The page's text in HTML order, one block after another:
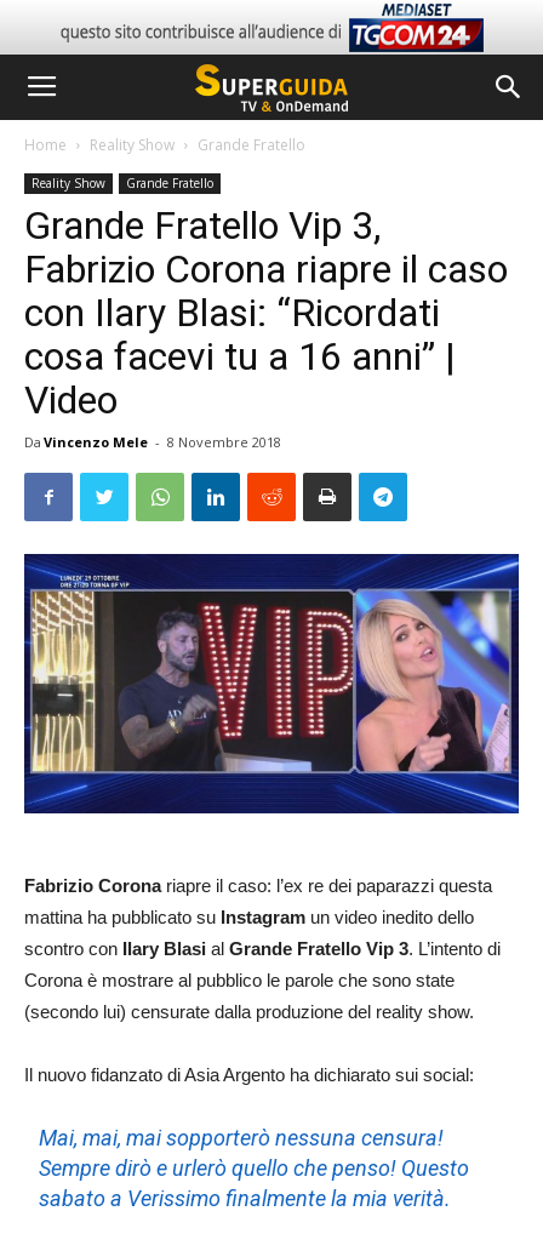
Home Reality Show Grande Fratello
Reality Show Grande Fratello
Grande Fratello Vip 3,
Fabrizio Corona riapre il caso
con Ilary Blasi: “Ricordati
cosa facevi tu a 16 anni” |
Video
Da Vincenzo Mele - 8 Novembre 2018
Fabrizio Coronariapre il caso: l’ex re dei paparazzi questa
mattina ha pubblicato su Instagram un video inedito dello
scontro con Ilary Blasi al Grande Fratello Vip 3. L’intento di
Corona è mostrare al pubblico le parole che sono state
(secondo lui) censurate dalla produzione del reality show.
Il nuovo fidanzato di Asia Argento ha dichiarato sui social:
Mai, mai, mai sopporterò nessuna censura!
Sempre dirò e urlerò quello che penso! Questo
sabato a Verissimo finalmente la mia verità.